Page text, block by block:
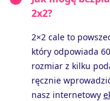
2x2?
2×2 cale to
który odpowiada
rozmiar z kilku
ręcznie
nasz internetowy